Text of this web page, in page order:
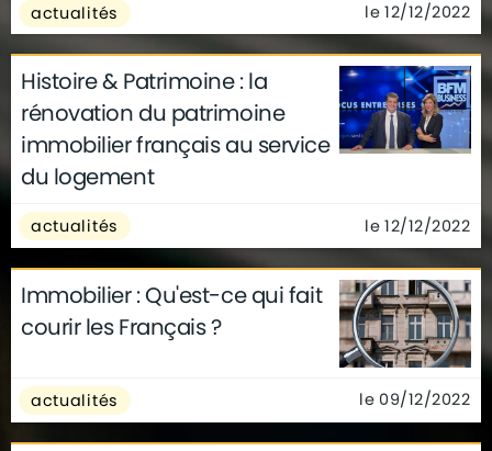
actualités le 12/12/2022
Histoire & Patrimoine : la
rénovation du patrimoine
immobilier français au service
du logement
actualités le 12/12/2022
Immobilier : Qu'est-ce qui fait
courir les Français ?
actualités le 09/12/2022